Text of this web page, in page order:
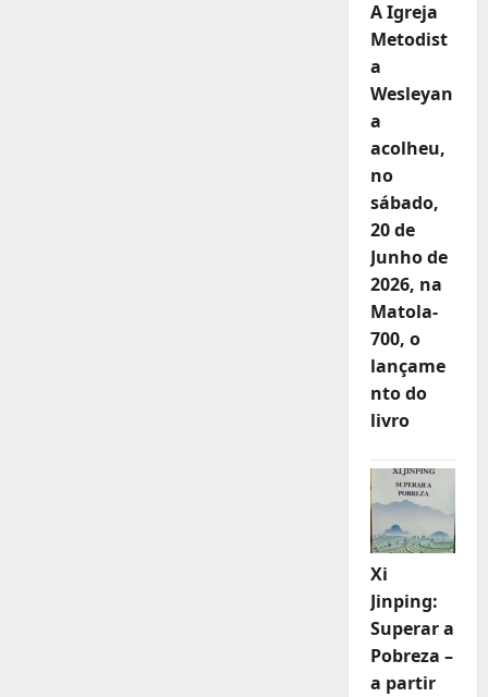
A Igreja
Metodist
a
Wesleyan
a
acolheu,
no
sábado,
20 de
Junho de
2026, na
Matola-
700, o
lançame
nto do
livro
Xi
Jinping:
Superar a
Pobreza –
a partir